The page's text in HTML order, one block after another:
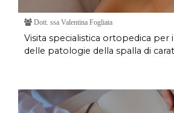
Dott. ssa Valentina Fogliata
Visita specialistica ortopedica
delle patologie della spalla di